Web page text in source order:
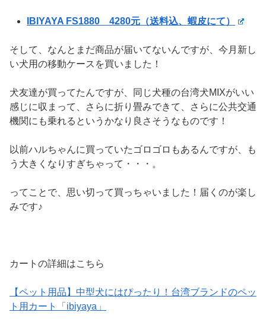
IBIYAYA FS1880 4280元（送料込、蝦皮にて）
そして、なんとまだ商品が届いてないんですが、今月新し
い犬用の移動ケースを買いました！
犬友達が買ってたんですが、同じ犬種の台湾犬MIXがいい
感じに収まって、さらに折り畳みできて、さらに公共交通
機関にも乗れるというかなり良さそうなものです！
以前ハルちゃんに買っていたゴロゴロもあるんですが、も
う大きくなりすぎちゃって・・・。
ってことで、思い切って買っちゃいました！届くのが楽し
みです♪
カートの詳細はこちら
【ペット用品】中型犬にはぴったり！台湾ブランドのペッ
ト用カート「ibiyaya」